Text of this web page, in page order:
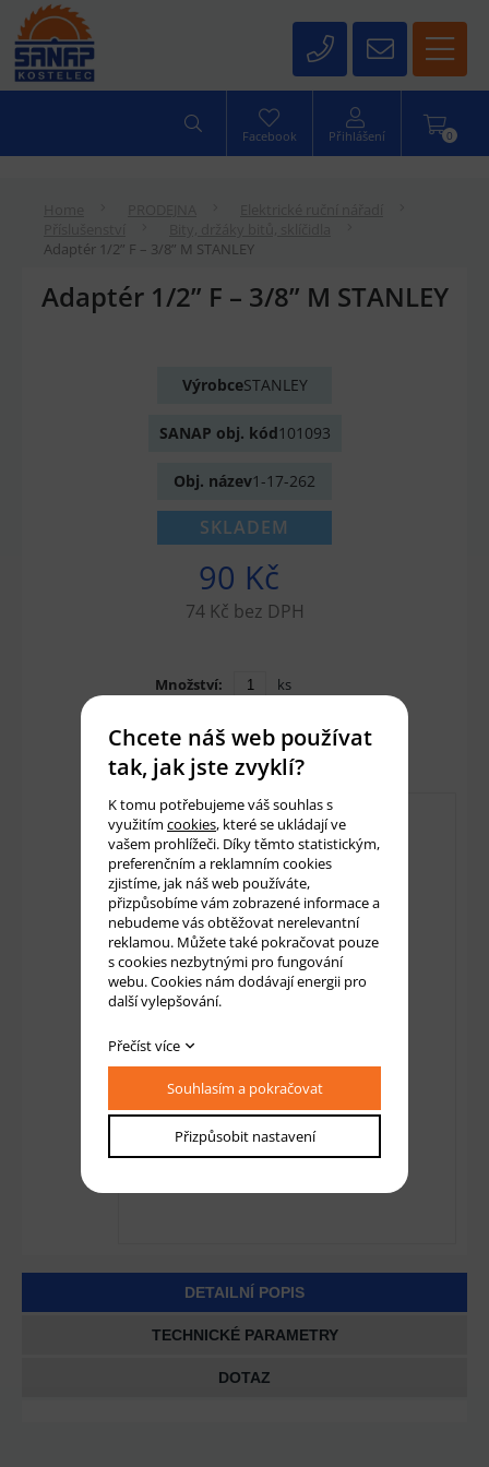
0
Facebook Přihlášení
Adaptér 1/2” F – 3/8” M STANLEY
Adaptér 1/2” F – 3/8” M STANLEY
VýrobceSTANLEY
SANAP obj. kód101093
Obj. název1-17-262
SKLADEM
90 Kč
74 Kč bez DPH
Množství: ks
Přidat do košíku
DETAILNÍ POPIS
TECHNICKÉ PARAMETRY
DOTAZ
Chcete náš web používat
tak, jak jste zvyklí?
K tomu potřebujeme váš souhlas s
využitím cookies, které se ukládají ve
vašem prohlížeči. Díky těmto statistickým,
preferenčním a reklamním cookies
zjistíme, jak náš web používáte,
přizpůsobíme vám zobrazené informace a
nebudeme vás obtěžovat nerelevantní
reklamou. Můžete také pokračovat pouze
s cookies nezbytnými pro fungování
webu. Cookies nám dodávají energii pro
další vylepšování.
Přečíst více
Souhlasím a pokračovat
Přizpůsobit nastavení